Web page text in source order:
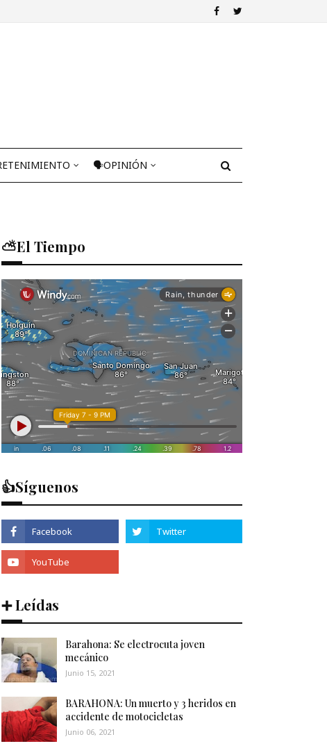
🗣OPINIÓN
⛅El Tiempo
👍Síguenos
➕ Leídas
Barahona: Se electrocuta joven
mecánico
Junio 15, 2021
BARAHONA: Un muerto y 3 heridos en
accidente de motocicletas
Junio 06, 2021